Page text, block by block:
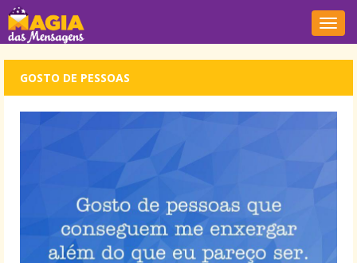
GOSTO DE PESSOAS